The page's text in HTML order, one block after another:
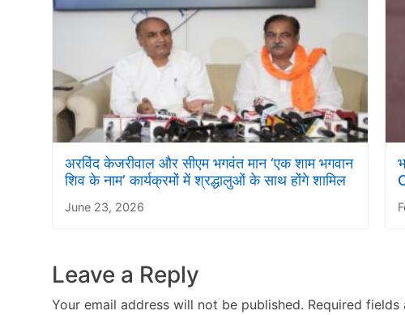
अरविंद केजरीवाल और सीएम भगवंत मान ‘एक शाम भगवान
शिव के नाम’ कार्यक्रमों में श्रद्धालुओं के साथ होंगे शामिल
June 23, 2026
Leave a Reply
Your email address will not be published. Required fields